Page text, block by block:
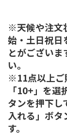
※天候や注文
始・土日祝日
とがござい
い。
※11点以上ご
「10+」を
タンを押下し
入れる」ボ
す。